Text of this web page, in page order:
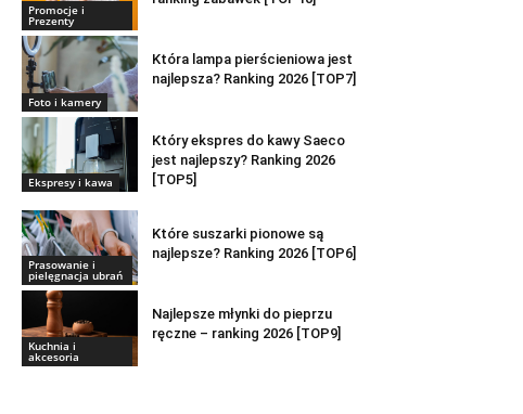
Promocje i
Prezenty
Foto i kamery
Która lampa pierścieniowa jest
najlepsza? Ranking 2026 [TOP7]
Ekspresy i kawa
Który ekspres do kawy Saeco
jest najlepszy? Ranking 2026
[TOP5]
Prasowanie i
pielęgnacja ubrań
Które suszarki pionowe są
najlepsze? Ranking 2026 [TOP6]
Kuchnia i
akcesoria
Najlepsze młynki do pieprzu
ręczne – ranking 2026 [TOP9]